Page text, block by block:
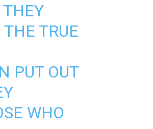
TRUE
PUT OUT
WHO